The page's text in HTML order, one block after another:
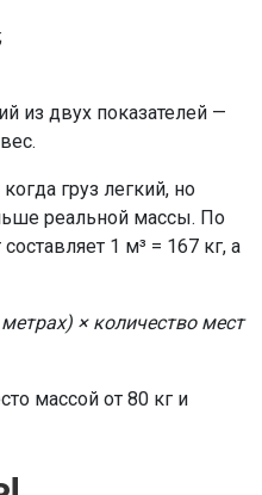
из двух показателей —
груз легкий, но
реальной массы. По
1 м³ = 167 кг, а
× количество мест
массой от 80 кг и